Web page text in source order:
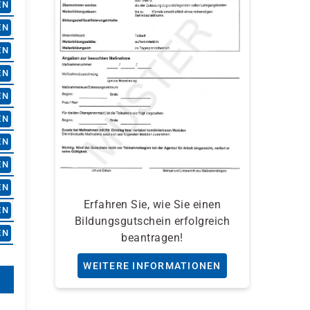
Erfahren Sie, wie Sie einen
Bildungsgutschein erfolgreich
beantragen!
WEITERE INFORMATIONEN